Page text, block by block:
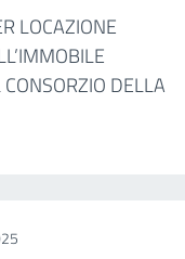
LOCAZIONE
CONSORZIO DELLA